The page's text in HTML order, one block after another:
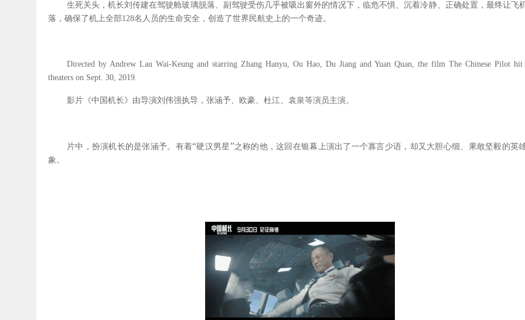
生死关头，机长刘传建在驾驶舱玻璃脱落、副驾驶受伤几乎被吸出窗外的情况下，临危不惧、沉着冷静、正确处置，最终让飞
落，确保了机上全部128名人员的生命安全，创造了世界民航史上的一个奇迹。
Directed by Andrew Lau Wai-Keung and starring Zhang Hanyu, Ou Hao, Du Jiang and Yuan Quan, the film The Chinese Pilot hit
theaters on Sept. 30, 2019.
影片《中国机长》由导演刘伟强执导，张涵予、欧豪、杜江、袁泉等演员主演。
片中，扮演机长的是张涵予。有着“硬汉男星”之称的他，这回在银幕上演出了一个寡言少语，却又大胆心细、果敢坚毅的英
象。